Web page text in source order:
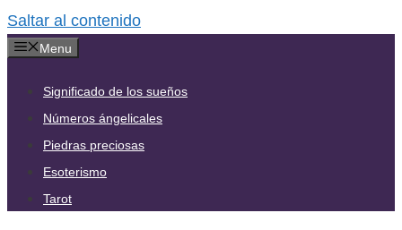
Saltar al contenido
Menu
Significado de los sueños
Números ángelicales
Piedras preciosas
Esoterismo
Tarot